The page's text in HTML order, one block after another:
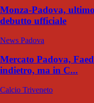
Monza-Padova,
debutto ufficiale
News Padova
Mercato Padova,
indietro, ma in C...
Calcio Triveneto